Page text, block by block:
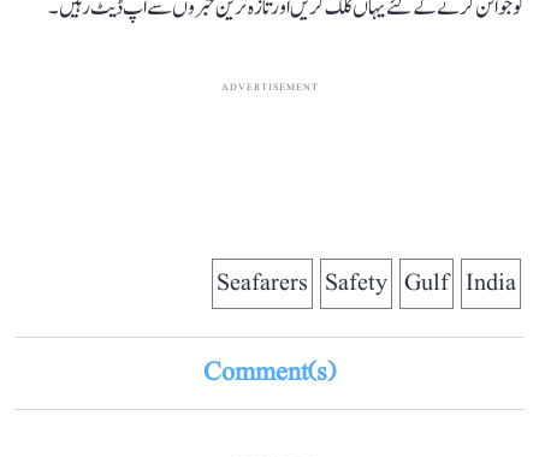
کو جوائن کرنے کے لئے یہاں کلک کریں اور تازہ ترین خبروں سے اپ ڈیٹ رہیں۔
ADVERTISEMENT
India
Gulf
Safety
Seafarers
Comment(s)